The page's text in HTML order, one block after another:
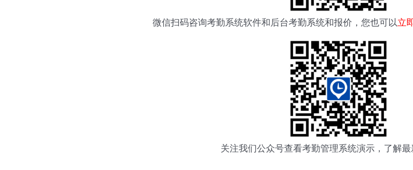
微信扫码咨询考勤系统软件和后台考勤系统和报价，您也可以立
关注我们公众号查看考勤管理系统演示，了解